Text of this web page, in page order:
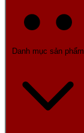
Danh mục sản phẩm